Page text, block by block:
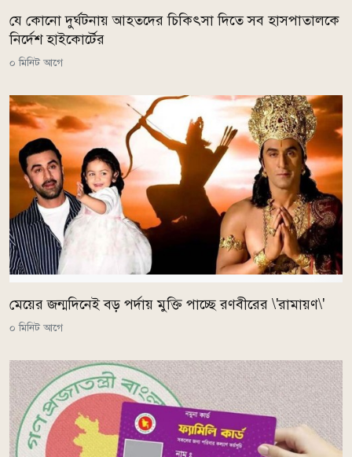
যে কোনো দুর্ঘটনায় আহতদের চিকিৎসা দিতে সব হাসপাতালকে
নির্দেশ হাইকোর্টের
০ মিনিট আগে
মেয়ের জন্মদিনেই বড় পর্দায় মুক্তি পাচ্ছে রণবীরের \'রামায়ণ\'
০ মিনিট আগে